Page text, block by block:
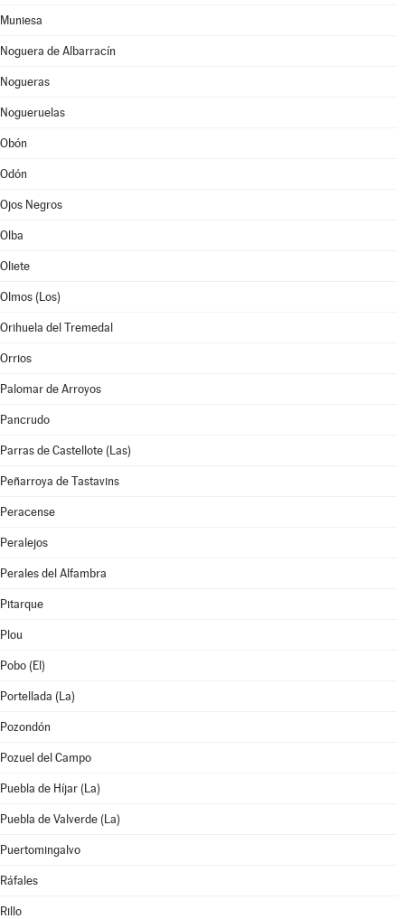
Muniesa
Noguera de Albarracín
Nogueras
Nogueruelas
Obón
Odón
Ojos Negros
Olba
Oliete
Olmos (Los)
Orihuela del Tremedal
Orrios
Palomar de Arroyos
Pancrudo
Parras de Castellote (Las)
Peñarroya de Tastavins
Peracense
Peralejos
Perales del Alfambra
Pitarque
Plou
Pobo (El)
Portellada (La)
Pozondón
Pozuel del Campo
Puebla de Híjar (La)
Puebla de Valverde (La)
Puertomingalvo
Ráfales
Rillo